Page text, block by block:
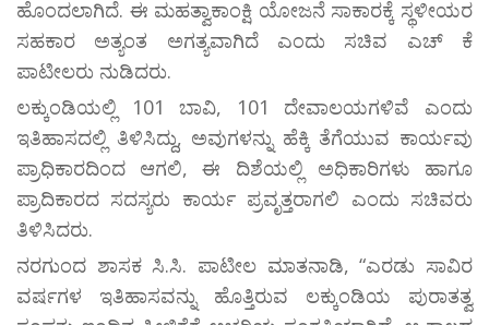
ಹೊಂದಲಾಗಿದೆ. ಈ ಮಹತ್ವಾಕಾಂಕ್ಷಿ ಯೋಜನೆ ಸಾಕಾರಕ್ಕೆ ಸ್ಥಳೀಯರ
ಸಹಕಾರ ಅತ್ಯಂತ ಅಗತ್ಯವಾಗಿದೆ ಎಂದು ಸಚಿವ ಎಚ್ ಕೆ
ಪಾಟೀಲರು ನುಡಿದರು.
ಲಕ್ಕುಂಡಿಯಲ್ಲಿ 101 ಬಾವಿ, 101 ದೇವಾಲಯಗಳಿವೆ ಎಂದು
ಇತಿಹಾಸದಲ್ಲಿ ತಿಳಿಸಿದ್ದು, ಅವುಗಳನ್ನು ಹೆಕ್ಕಿ ತೆಗೆಯುವ ಕಾರ್ಯವು
ಪ್ರಾಧಿಕಾರದಿಂದ ಆಗಲಿ, ಈ ದಿಶೆಯಲ್ಲಿ ಅಧಿಕಾರಿಗಳು ಹಾಗೂ
ಪ್ರಾದಿಕಾರದ ಸದಸ್ಯರು ಕಾರ್ಯ ಪ್ರವೃತ್ತರಾಗಲಿ ಎಂದು ಸಚಿವರು
ತಿಳಿಸಿದರು.
ನರಗುಂದ ಶಾಸಕ ಸಿ.ಸಿ. ಪಾಟೀಲ ಮಾತನಾಡಿ, “ಎರಡು ಸಾವಿರ
ವರ್ಷಗಳ ಇತಿಹಾಸವನ್ನು ಹೊತ್ತಿರುವ ಲಕ್ಕುಂಡಿಯ ಪುರಾತತ್ವ